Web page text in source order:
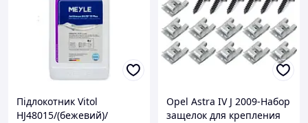
Підлокотник Vitol
HJ48015/(бежевий)/
Opel Astra IV J 2009-Набор
защелок для крепления